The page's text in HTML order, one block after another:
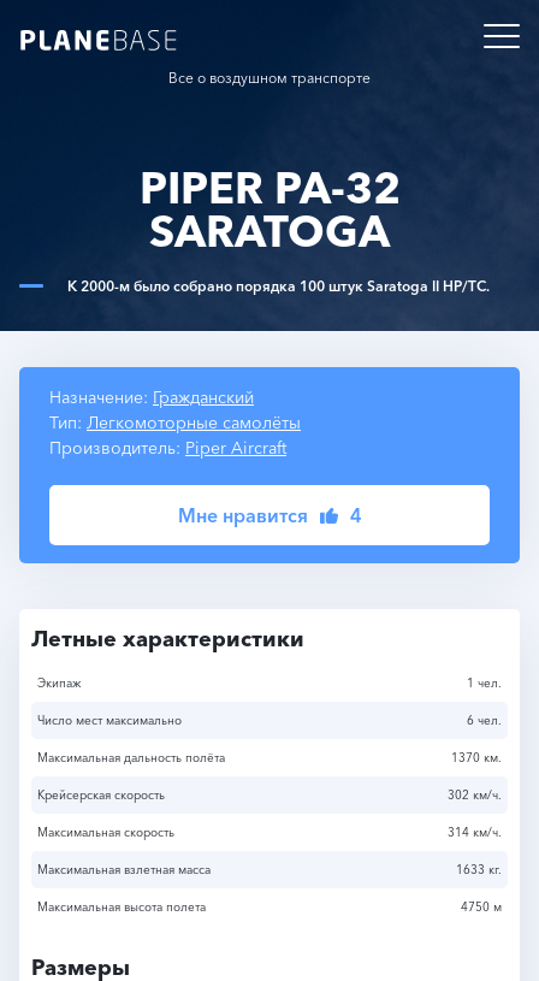
Все о воздушном транспорте
PIPER PA-32
SARATOGA
К 2000-м было собрано порядка 100 штук Saratoga II HP/TC.
Назначение: Гражданский
Тип: Легкомоторные самолёты
Производитель: Piper Aircraft
Мне нравится 4
Летные характеристики
Экипаж 1 чел.
Число мест максимально 6 чел.
Максимальная дальность полёта 1370 км.
Крейсерская скорость 302 км/ч.
Максимальная скорость 314 км/ч.
Максимальная взлетная масса 1633 кг.
Максимальная высота полета 4750 м
Размеры